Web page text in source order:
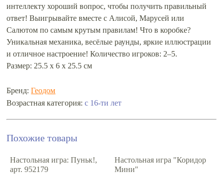
интеллекту хороший вопрос, чтобы получить правильный
ответ! Выигрывайте вместе с Алисой, Марусей или
Салютом по самым крутым правилам! Что в коробке?
Уникальная механика, весёлые раунды, яркие иллюстрации
и отличное настроение! Количество игроков: 2–5.
Размер: 25.5 х 6 х 25.5 см
Бренд:Геодом
Возрастная категория:с 16-ти лет
Похожие товары
Настольная игра: Пуньк!,
арт. 952179
Настольная игра "Коридор
Мини"